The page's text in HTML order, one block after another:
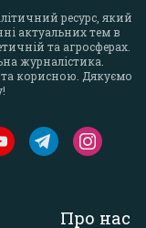
ресурс, який
актуальних тем в
та агросферах.
журналістика.
корисною. Дякуємо
Про нас